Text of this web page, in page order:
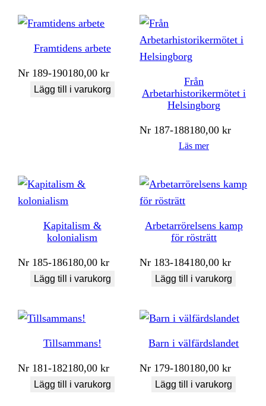
Framtidens arbete
Nr 189-190180,00kr
Lägg till i varukorg
Från
Arbetarhistorikermötet i
Helsingborg
Nr 187-188180,00kr
Läs mer
Kapitalism &
kolonialism
Nr 185-186180,00kr
Lägg till i varukorg
Arbetarrörelsens kamp
för rösträtt
Nr 183-184180,00kr
Lägg till i varukorg
Tillsammans!
Nr 181-182180,00kr
Lägg till i varukorg
Barn i välfärdslandet
Nr 179-180180,00kr
Lägg till i varukorg